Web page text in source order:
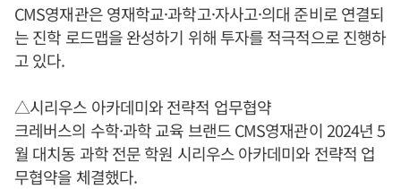
CMS영재관은 영재학교·과학고·자사고·의대 준비로 연결되
는 진학 로드맵을 완성하기 위해 투자를 적극적으로 진행하
고 있다.
△시리우스 아카데미와 전략적 업무협약
크레버스의 수학·과학 교육 브랜드 CMS영재관이 2024년 5
월 대치동 과학 전문 학원 시리우스 아카데미와 전략적 업
무협약을 체결했다.